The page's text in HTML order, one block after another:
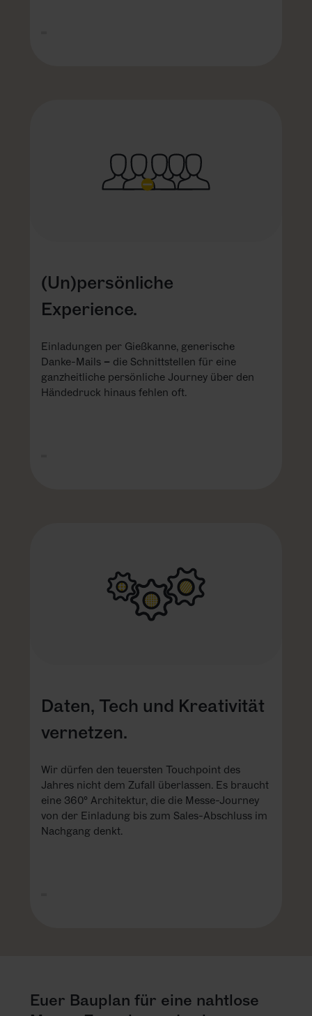
(Un)persönliche
Experience.
Einladungen per Gießkanne, generische
Danke-Mails – die Schnittstellen für eine
ganzheitliche persönliche Journey über den
Händedruck hinaus fehlen oft.
Daten, Tech und Kreativität
vernetzen.
Wir dürfen den teuersten Touchpoint des
Jahres nicht dem Zufall überlassen. Es braucht
eine 360° Architektur, die die Messe-Journey
von der Einladung bis zum Sales-Abschluss im
Nachgang denkt.
Euer Bauplan für eine nahtlose